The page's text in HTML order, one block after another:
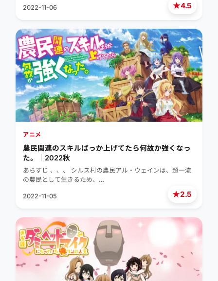
★4.5
2022-11-06
★2.5
アニメ
農民関連のスキルばっか上げてたら何故か強くなっ
た。｜2022秋
あらすじ 、、、 シルス村の農民アル・ウェインは、超一流
の農民として生きるため、…
2022-11-05